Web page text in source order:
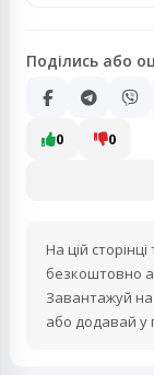
Поділись або
0 0
На цій
безкоштовно
Завантажуй
або додавай у